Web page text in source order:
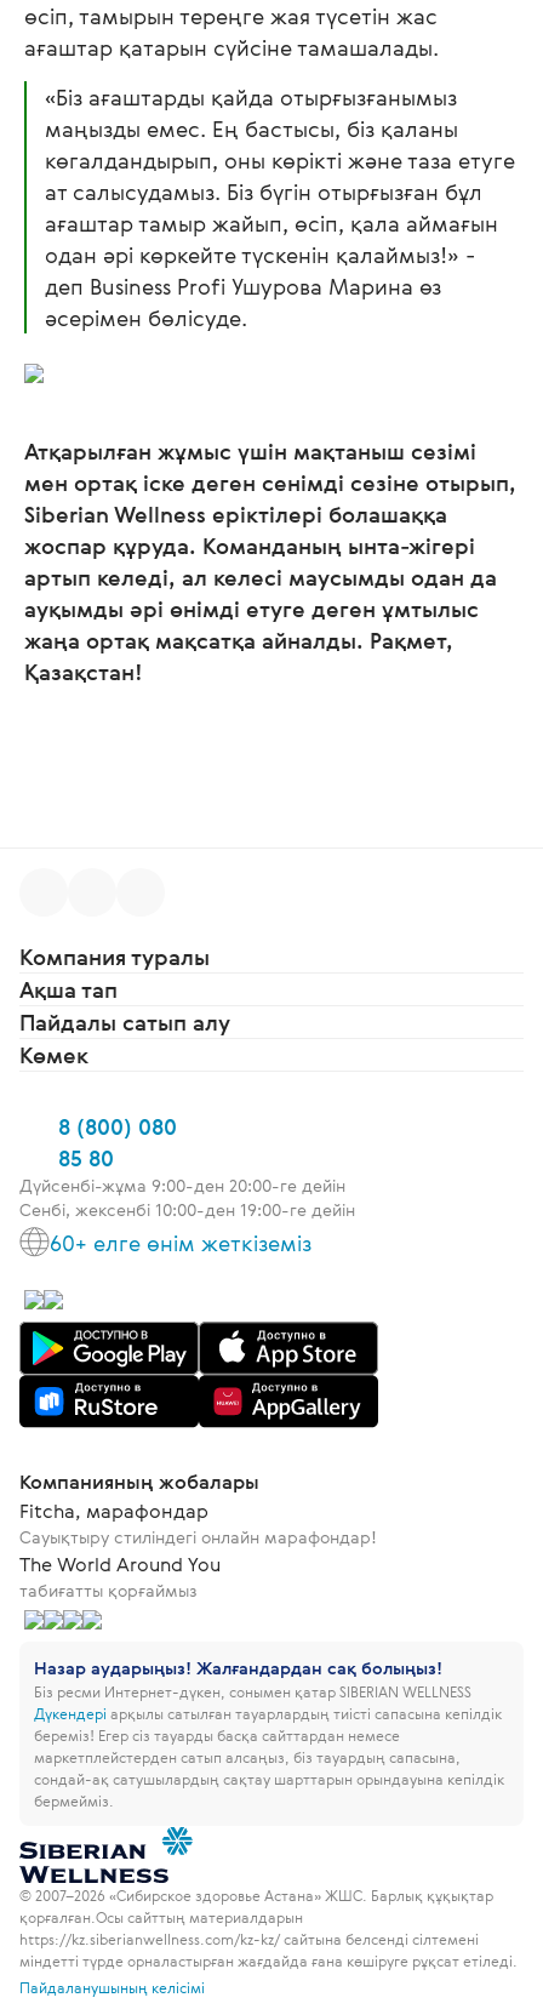
өсіп, тамырын тереңге жая түсетін жас
ағаштар қатарын сүйсіне тамашалады.
«Біз ағаштарды қайда отырғызғанымыз
маңызды емес. Ең бастысы, біз қаланы
көгалдандырып, оны көрікті және таза етуге
ат салысудамыз. Біз бүгін отырғызған бұл
ағаштар тамыр жайып, өсіп, қала аймағын
одан әрі көркейте түскенін қалаймыз!» -
деп Business Profi Ушурова Марина өз
әсерімен бөлісуде.
Атқарылған жұмыс үшін мақтаныш сезімі
мен ортақ іске деген сенімді сезіне отырып,
Siberian Wellness еріктілері болашаққа
жоспар құруда. Команданың ынта-жігері
артып келеді, ал келесі маусымды одан да
ауқымды әрі өнімді етуге деген ұмтылыс
жаңа ортақ мақсатқа айналды. Рақмет,
Қазақстан!
Компания туралы
Ақша тап
Пайдалы сатып алу
Көмек
8 (800) 080
85 80
Дүйсенбі-жұма 9:00-ден 20:00-ге дейін
Сенбі, жексенбі 10:00-ден 19:00-ге дейін
60+ елге өнім жеткіземіз
Компанияның жобалары
Fitcha, марафондар
Сауықтыру стиліндегі онлайн марафондар!
The World Around You
табиғатты қорғаймыз
Назар аударыңыз! Жалғандардан сақ болыңыз!
Біз ресми Интернет-дүкен, сонымен қатар SIBERIAN WELLNESS
Дүкендері арқылы сатылған тауарлардың тиісті сапасына кепілдік
береміз! Егер сіз тауарды басқа сайттардан немесе
маркетплейстерден сатып алсаңыз, біз тауардың сапасына,
сондай-ақ сатушылардың сақтау шарттарын орындауына кепілдік
бермейміз.
© 2007–2026 «Сибирское здоровье Астана» ЖШС. Барлық құқықтар
қорғалған. Осы сайттың материалдарын
https://kz.siberianwellness.com/kz-kz/ сайтына белсенді сілтемені
міндетті түрде орналастырған жағдайда ғана көшіруге рұқсат етіледі.
Пайдаланушының келісімі